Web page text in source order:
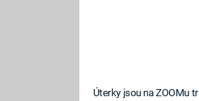
Úterky jsou na ZOOMu